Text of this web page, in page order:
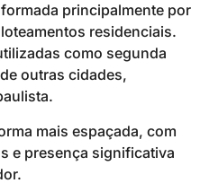
principalmente por
residenciais.
como segunda
outras cidades,
mais espaçada, com
e presença significativa